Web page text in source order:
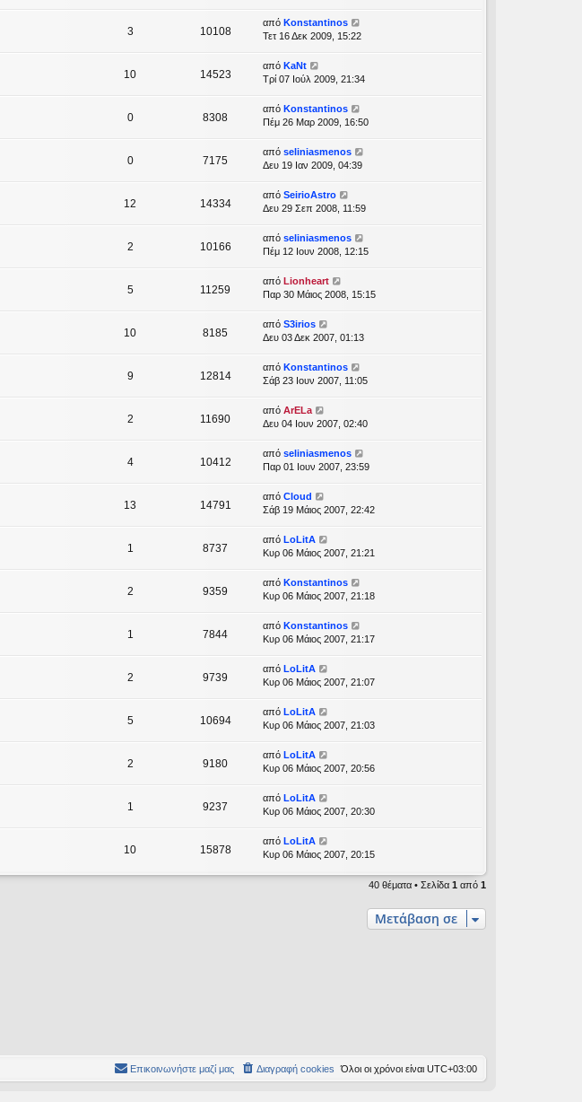
3 10108
από Konstantinos
Τετ 16 Δεκ 2009, 15:22
10 14523
από KaNt
Τρί 07 Ιούλ 2009, 21:34
0 8308
από Konstantinos
Πέμ 26 Μαρ 2009, 16:50
0 7175
από seliniasmenos
Δευ 19 Ιαν 2009, 04:39
12 14334
από SeirioAstro
Δευ 29 Σεπ 2008, 11:59
2 10166
από seliniasmenos
Πέμ 12 Ιουν 2008, 12:15
5 11259
από Lionheart
Παρ 30 Μάιος 2008, 15:15
10 8185
από S3irios
Δευ 03 Δεκ 2007, 01:13
9 12814
από Konstantinos
Σάβ 23 Ιουν 2007, 11:05
2 11690
από ArELa
Δευ 04 Ιουν 2007, 02:40
4 10412
από seliniasmenos
Παρ 01 Ιουν 2007, 23:59
13 14791
από Cloud
Σάβ 19 Μάιος 2007, 22:42
1 8737
από LoLitA
Κυρ 06 Μάιος 2007, 21:21
2 9359
από Konstantinos
Κυρ 06 Μάιος 2007, 21:18
1 7844
από Konstantinos
Κυρ 06 Μάιος 2007, 21:17
2 9739
από LoLitA
Κυρ 06 Μάιος 2007, 21:07
5 10694
από LoLitA
Κυρ 06 Μάιος 2007, 21:03
2 9180
από LoLitA
Κυρ 06 Μάιος 2007, 20:56
1 9237
από LoLitA
Κυρ 06 Μάιος 2007, 20:30
10 15878
από LoLitA
Κυρ 06 Μάιος 2007, 20:15
40 θέματα • Σελίδα 1 από 1
Μετάβαση σε
Όλοι οι χρόνοι είναι UTC+03:00
Διαγραφή cookies
Επικοινωνήστε μαζί μας